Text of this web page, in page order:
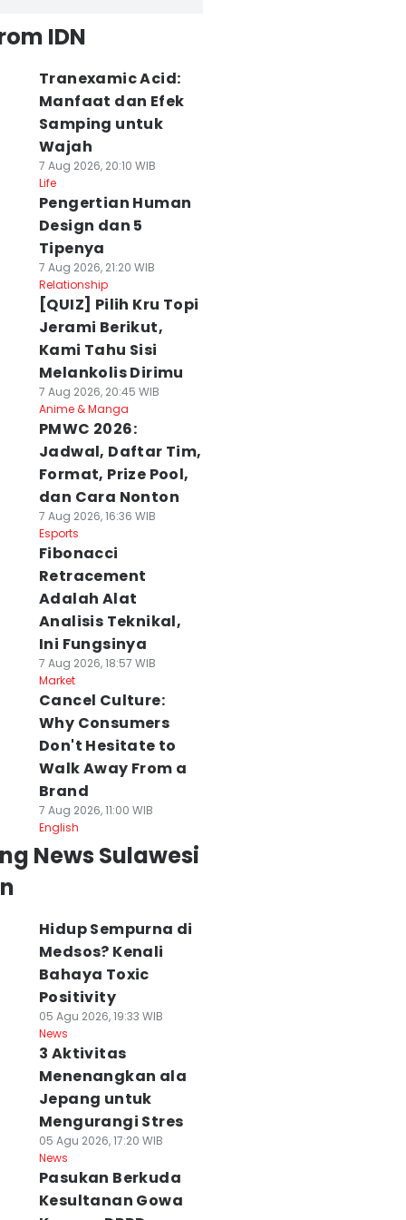
IDN
Tranexamic Acid:
Manfaat dan Efek
Samping untuk
Wajah
7 Aug 2026, 20:10 WIB
Life
Pengertian Human
Design dan 5
Tipenya
7 Aug 2026, 21:20 WIB
Relationship
[QUIZ] Pilih Kru Topi
Jerami Berikut,
Kami Tahu Sisi
Melankolis Dirimu
7 Aug 2026, 20:45 WIB
Anime & Manga
PMWC 2026:
Jadwal, Daftar Tim,
Format, Prize Pool,
dan Cara Nonton
7 Aug 2026, 16:36 WIB
Esports
Fibonacci
Retracement
Adalah Alat
Analisis Teknikal,
Ini Fungsinya
7 Aug 2026, 18:57 WIB
Market
Cancel Culture:
Why Consumers
Don't Hesitate to
Walk Away From a
Brand
7 Aug 2026, 11:00 WIB
English
News Sulawesi
Hidup Sempurna di
Medsos? Kenali
Bahaya Toxic
Positivity
05 Agu 2026, 19:33 WIB
News
3 Aktivitas
Menenangkan ala
Jepang untuk
Mengurangi Stres
05 Agu 2026, 17:20 WIB
News
Pasukan Berkuda
Kesultanan Gowa